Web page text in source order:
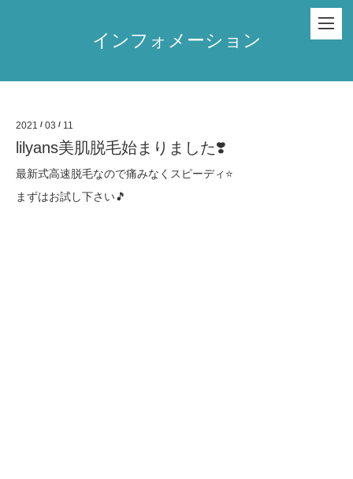
インフォメーション
2021 / 03 / 11
lilyans美肌脱毛始まりました❣️
最新式高速脱毛なので痛みなくスピーディ⭐️
まずはお試し下さい🎵